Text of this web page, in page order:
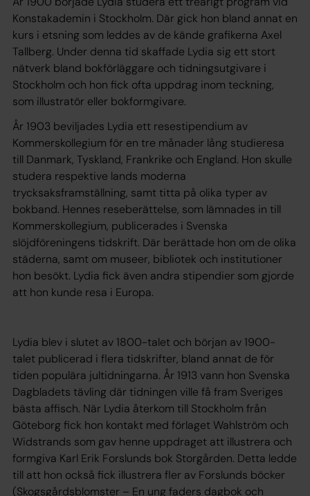
Konstakademin i Stockholm. Där gick hon bland annat en
kurs i etsning som leddes av de kände grafikerna Axel
Tallberg. Under denna tid skaffade Lydia sig ett stort
nätverk bland bokförläggare och tidningsutgivare i
Stockholm och hon fick ofta uppdrag inom teckning,
som illustratör eller bokformgivare.
År 1903 beviljades Lydia ett resestipendium av
Kommerskollegium för en tre månader lång studieresa
till Danmark, Tyskland, Frankrike och England. Hon skulle
studera respektive lands moderna
trycksaksframställning, samt titta på olika typer av
bokband. Hennes reseberättelse, som lämnades in till
Kommerskollegium, publicerades i Svenska
slöjdföreningens tidskrift. Där berättade hon om de olika
städerna, samt om museer, bibliotek och institutioner
hon besökt. Lydia fick även andra stipendier som gjorde
att hon kunde resa i Europa.
Lydia blev i slutet av 1800-talet och början av 1900-
talet publicerad i flera tidskrifter, bland annat de för
tiden populära jultidningarna. År 1913 vann hon Svenska
Dagbladets tävling där tidningen ville få fram Sveriges
bästa affisch. När Lydia återkom till Stockholm från
Göteborg fick hon kontakt med förlaget Wahlström och
Widstrands som gav henne uppdraget att illustrera och
formgiva Karl Erik Forslunds bok Storgården. Detta ledde
till att hon också fick illustrera fler av Forslunds böcker
(Skogsgårdsblomster – En ung faders dagbok och